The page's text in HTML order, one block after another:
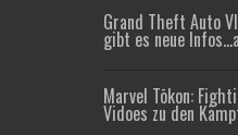
Grand Theft Auto
gibt es neue
Marvel Tōkon:
Vidoes zu den